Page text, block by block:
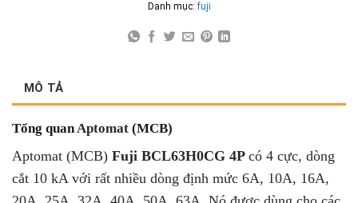
Danh mục:fuji
MÔ TẢ
Tổng quanAptomat (MCB)
Aptomat (MCB) Fuji BCL63H0CG 4P có 4 cực, dòng
cắt 10 kA với rất nhiều dòng định mức 6A, 10A, 16A,